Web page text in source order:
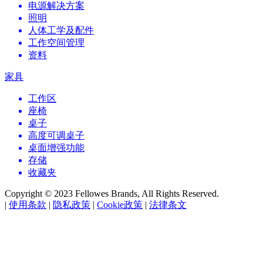
电源解决方案
照明
人体工学及配件
工作空间管理
资料
家具
工作区
座椅
桌子
高度可调桌子
桌面增强功能
存储
收藏夹
Copyright © 2023 Fellowes Brands, All Rights Reserved.
| 使用条款 | 隐私政策 | Cookie政策 | 法律条文